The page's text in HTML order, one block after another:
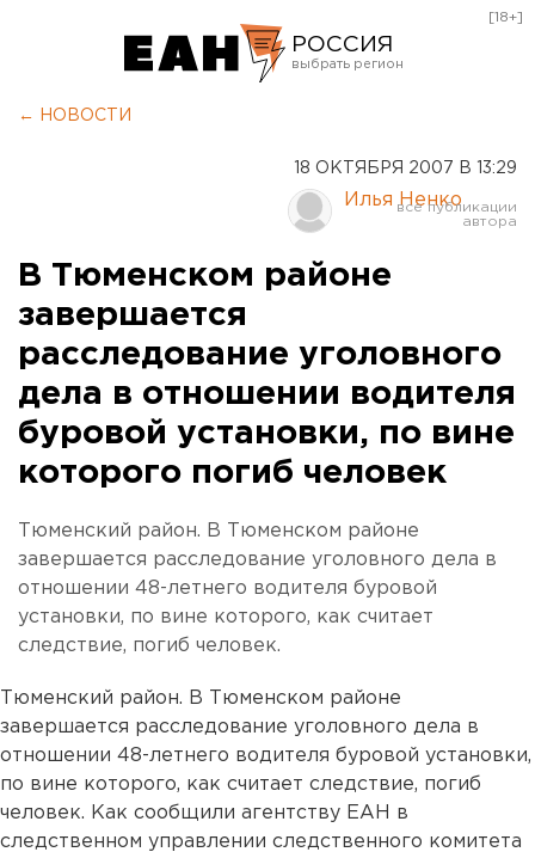
РОССИЯ
Курган
Оренбург
[18+]
← НОВОСТИ
18 ОКТЯБРЯ 2007 В 13:29
Илья Ненко
В Тюменском районе
завершается
расследование уголовного
дела в отношении водителя
буровой установки, по вине
которого погиб человек
Тюменский район. В Тюменском районе
завершается расследование уголовного дела в
отношении 48-летнего водителя буровой
установки, по вине которого, как считает
следствие, погиб человек.
Тюменский район. В Тюменском районе
завершается расследование уголовного дела в
отношении 48-летнего водителя буровой установки,
по вине которого, как считает следствие, погиб
человек. Как сообщили агентству ЕАН в
следственном управлении следственного комитета